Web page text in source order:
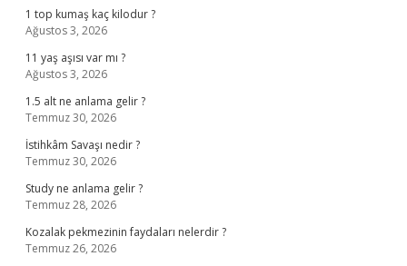
1 top kumaş kaç kilodur ?
Ağustos 3, 2026
11 yaş aşısı var mı ?
Ağustos 3, 2026
1.5 alt ne anlama gelir ?
Temmuz 30, 2026
İstihkâm Savaşı nedir ?
Temmuz 30, 2026
Study ne anlama gelir ?
Temmuz 28, 2026
Kozalak pekmezinin faydaları nelerdir ?
Temmuz 26, 2026